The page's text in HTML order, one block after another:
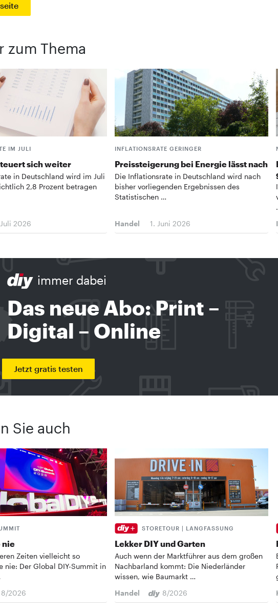
zum Thema
IM JULI
sich weiter
in Deutschland wird im Juli
2,8 Prozent betragen
2026
INFLATIONSRATE GERINGER
Preissteigerung bei Energie lässt nach
Die Inflationsrate in Deutschland wird nach
bisher vorliegenden Ergebnissen des
Statistischen …
Handel 1. Juni 2026
immer dabei
Das neue Abo: Print –
Digital – Online
Jetzt gratis testen
Sie auch
nie
Zeiten vielleicht so
nie: Der Global DIY-Summit in
8/2026
STORETOUR | LANGFASSUNG
Lekker DIY und Garten
Auch wenn der Marktführer aus dem großen
Nachbarland kommt: Die Niederländer
wissen, wie Baumarkt …
Handel
8/2026